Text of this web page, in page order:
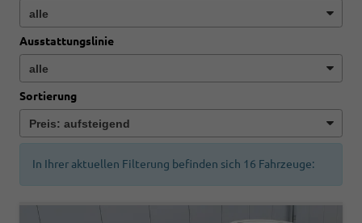
Ausstattungslinie
Sortierung
In Ihrer aktuellen Filterung befinden sich 16 Fahrzeuge: